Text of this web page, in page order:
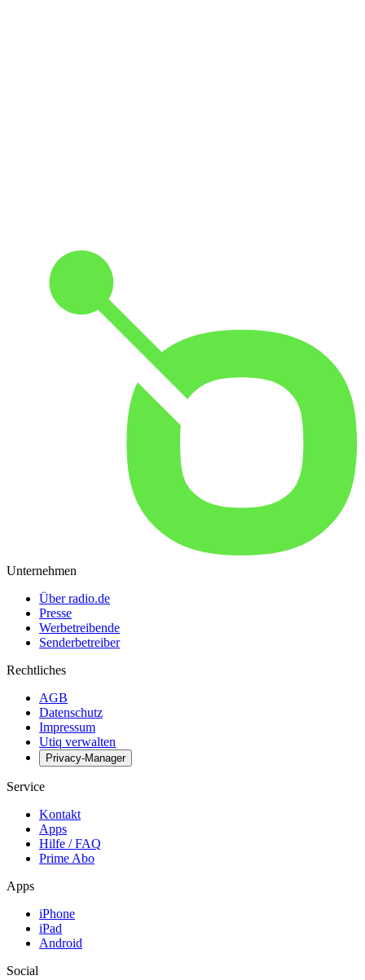
Unternehmen
Über radio.de
Presse
Werbetreibende
Senderbetreiber
Rechtliches
AGB
Datenschutz
Impressum
Utiq verwalten
Privacy-Manager
Service
Kontakt
Apps
Hilfe / FAQ
Prime Abo
Apps
iPhone
iPad
Android
Social